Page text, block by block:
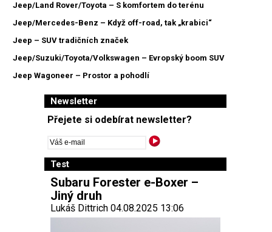
Jeep/Land Rover/Toyota – S komfortem do terénu
Jeep/Mercedes-Benz – Když off-road, tak „krabici“
Jeep – SUV tradičních značek
Jeep/Suzuki/Toyota/Volkswagen – Evropský boom SUV
Jeep Wagoneer – Prostor a pohodlí
Newsletter
Přejete si odebírat newsletter?
Test
Subaru Forester e-Boxer –
Jiný druh
Lukáš Dittrich 04.08.2025 13:06